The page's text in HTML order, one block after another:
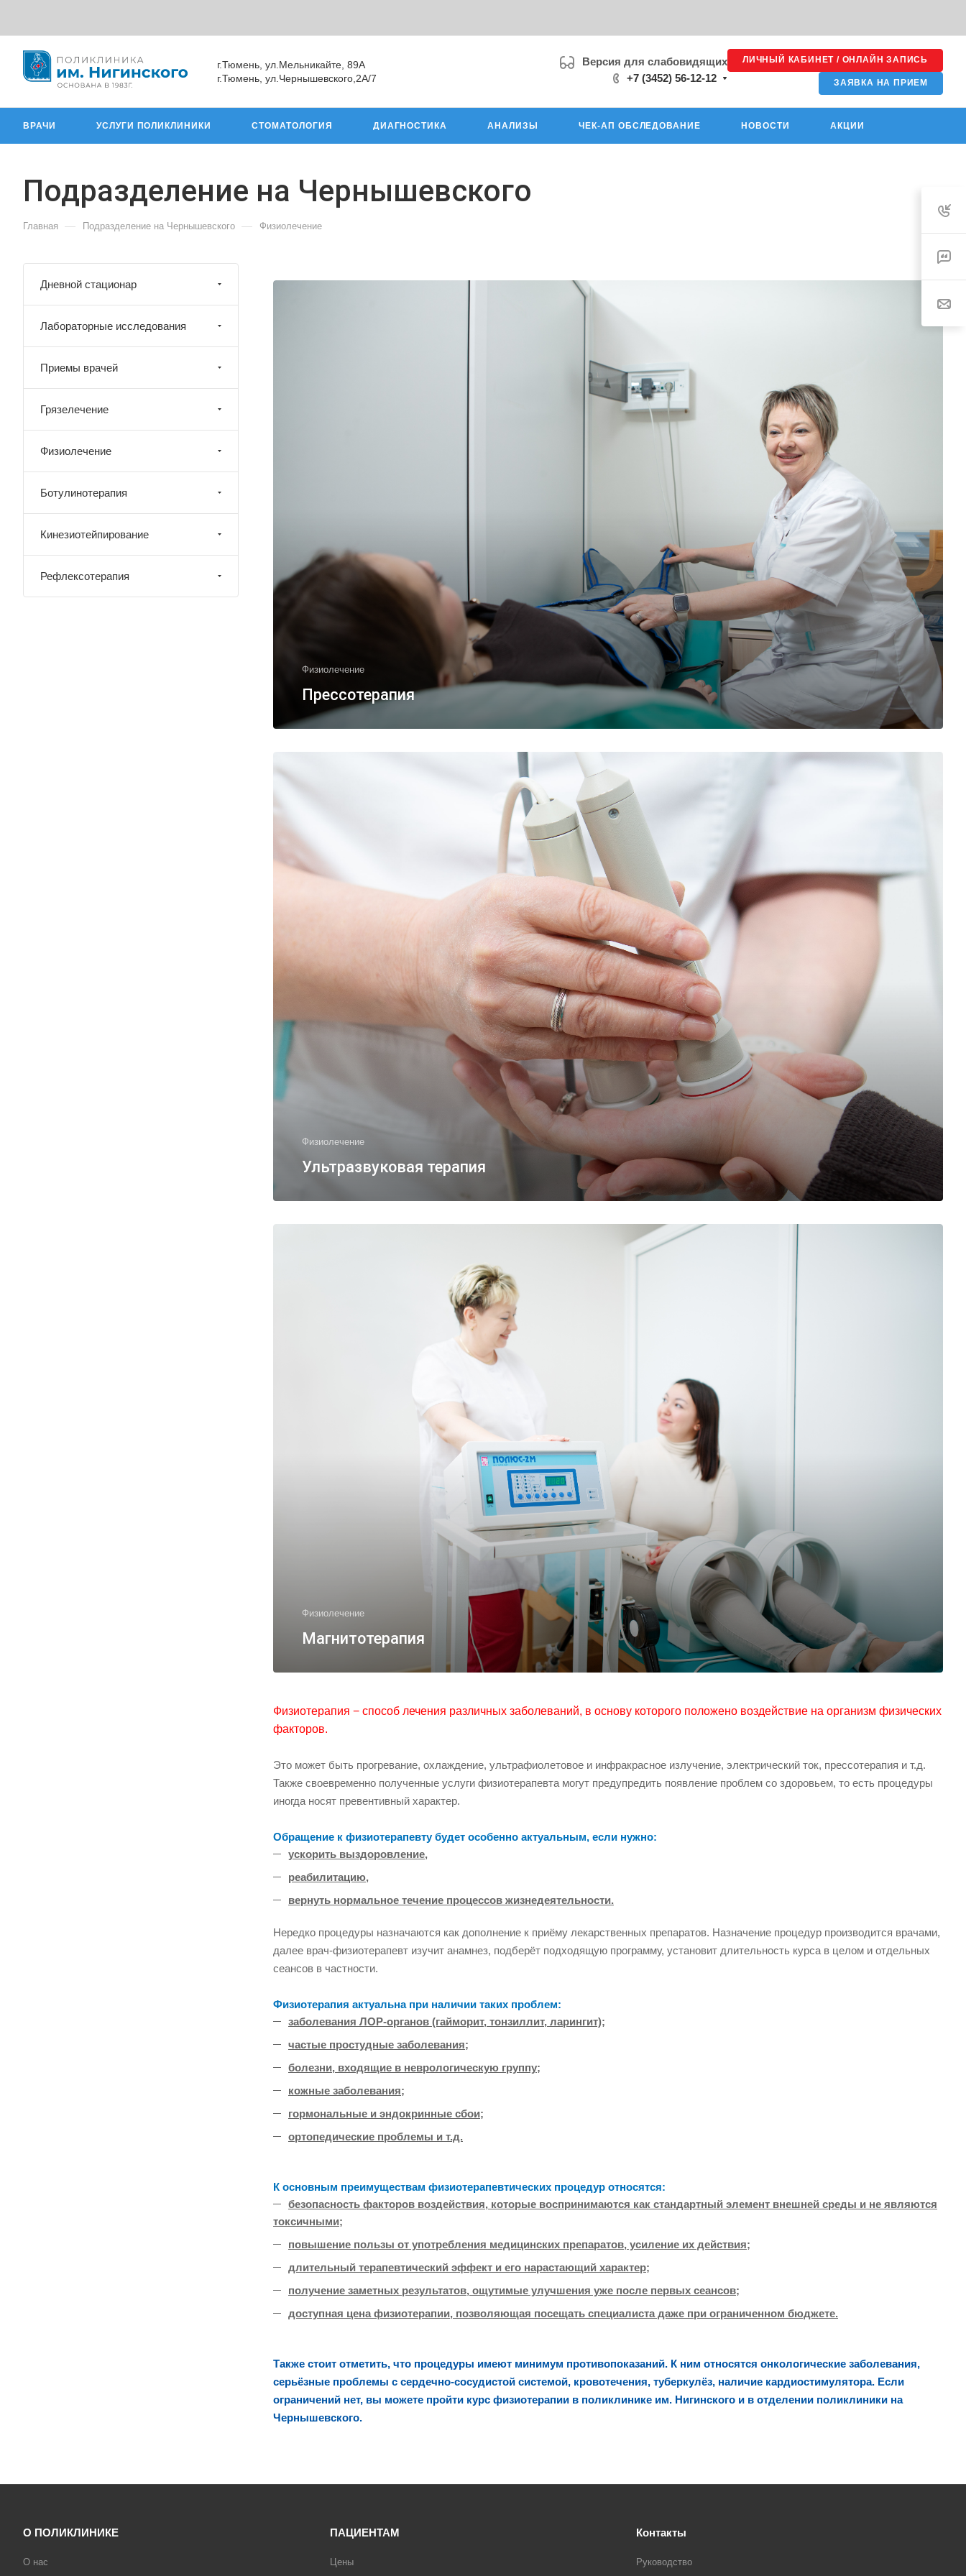
г.Тюмень, ул.Мельникайте, 89А
г.Тюмень, ул.Чернышевского,2А/7
Версия для слабовидящих
+7 (3452) 56-12-12
ЛИЧНЫЙ КАБИНЕТ / ОНЛАЙН ЗАПИСЬ
ЗАЯВКА НА ПРИЕМ
ВРАЧИ УСЛУГИ ПОЛИКЛИНИКИ СТОМАТОЛОГИЯ ДИАГНОСТИКА АНАЛИЗЫ ЧЕК-АП ОБСЛЕДОВАНИЕ НОВОСТИ АКЦИИ
Подразделение на Чернышевского
Главная — Подразделение на Чернышевского — Физиолечение
Физиолечение
Прессотерапия
Физиолечение
Ультразвуковая терапия
Физиолечение
Магнитотерапия
Физиотерапия − способ лечения различных заболеваний, в основу которого положено воздействие на организм физических
факторов.
Это может быть прогревание, охлаждение, ультрафиолетовое и инфракрасное излучение, электрический ток, прессотерапия и т.д.
Также своевременно полученные услуги физиотерапевта могут предупредить появление проблем со здоровьем, то есть процедуры
иногда носят превентивный характер.
Обращение к физиотерапевту будет особенно актуальным, если нужно:
ускорить выздоровление,
реабилитацию,
вернуть нормальное течение процессов жизнедеятельности.
Нередко процедуры назначаются как дополнение к приёму лекарственных препаратов. Назначение процедур производится врачами,
далее врач-физиотерапевт изучит анамнез, подберёт подходящую программу, установит длительность курса в целом и отдельных
сеансов в частности.
Физиотерапия актуальна при наличии таких проблем:
заболевания ЛОР-органов (гайморит, тонзиллит, ларингит);
частые простудные заболевания;
болезни, входящие в неврологическую группу;
кожные заболевания;
гормональные и эндокринные сбои;
ортопедические проблемы и т.д.
К основным преимуществам физиотерапевтических процедур относятся:
безопасность факторов воздействия, которые воспринимаются как стандартный элемент внешней среды и не являются
токсичными;
повышение пользы от употребления медицинских препаратов, усиление их действия;
длительный терапевтический эффект и его нарастающий характер;
получение заметных результатов, ощутимые улучшения уже после первых сеансов;
доступная цена физиотерапии, позволяющая посещать специалиста даже при ограниченном бюджете.
Также стоит отметить, что процедуры имеют минимум противопоказаний. К ним относятся онкологические заболевания,
серьёзные проблемы с сердечно-сосудистой системой, кровотечения, туберкулёз, наличие кардиостимулятора. Если
ограничений нет, вы можете пройти курс физиотерапии в поликлинике им. Нигинского и в отделении поликлиники на
Чернышевского.
Дневной стационар
Лабораторные исследования
Приемы врачей
Грязелечение
Физиолечение
Ботулинотерапия
Кинезиотейпирование
Рефлексотерапия
О ПОЛИКЛИНИКЕ
О нас
ПАЦИЕНТАМ
Цены
Контакты
Руководство